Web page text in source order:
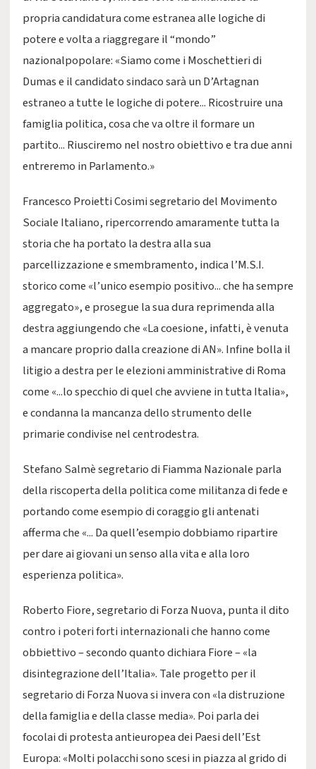
propria candidatura come estranea alle logiche di
potere e volta a riaggregare il “mondo”
nazionalpopolare: «Siamo come i Moschettieri di
Dumas e il candidato sindaco sarà un D’Artagnan
estraneo a tutte le logiche di potere... Ricostruire una
famiglia politica, cosa che va oltre il formare un
partito... Riusciremo nel nostro obiettivo e tra due anni
entreremo in Parlamento.»
Francesco Proietti Cosimi segretario del Movimento
Sociale Italiano, ripercorrendo amaramente tutta la
storia che ha portato la destra alla sua
parcellizzazione e smembramento, indica l’M.S.I.
storico come «l’unico esempio positivo... che ha sempre
aggregato», e prosegue la sua dura reprimenda alla
destra aggiungendo che «La coesione, infatti, è venuta
a mancare proprio dalla creazione di AN». Infine bolla il
litigio a destra per le elezioni amministrative di Roma
come «...lo specchio di quel che avviene in tutta Italia»,
e condanna la mancanza dello strumento delle
primarie condivise nel centrodestra.
Stefano Salmè segretario di Fiamma Nazionale parla
della riscoperta della politica come militanza di fede e
portando come esempio di coraggio gli antenati
afferma che «... Da quell’esempio dobbiamo ripartire
per dare ai giovani un senso alla vita e alla loro
esperienza politica».
Roberto Fiore, segretario di Forza Nuova, punta il dito
contro i poteri forti internazionali che hanno come
obbiettivo – secondo quanto dichiara Fiore – «la
disintegrazione dell’Italia». Tale progetto per il
segretario di Forza Nuova si invera con «la distruzione
della famiglia e della classe media». Poi parla dei
focolai di protesta antieuropea dei Paesi dell’Est
Europa: «Molti polacchi sono scesi in piazza al grido di